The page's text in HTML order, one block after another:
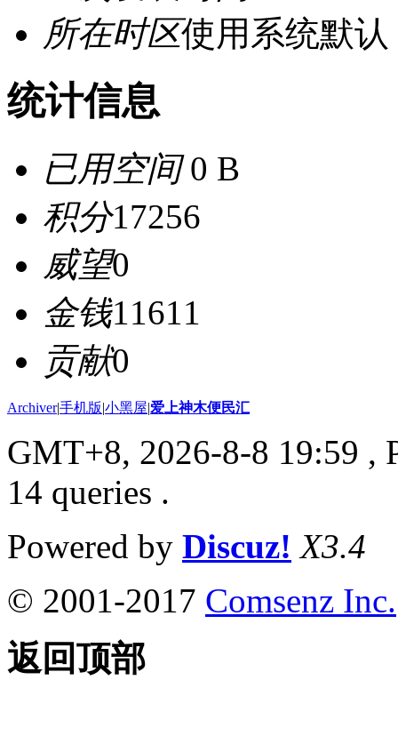
所在时区使用系统默认
统计信息
已用空间0 B
积分17256
威望0
金钱11611
贡献0
Archiver|手机版|小黑屋|爱上神木便民汇
GMT+8, 2026-8-8 19:59 ,
14 queries .
Powered by Discuz! X3.4
© 2001-2017 Comsenz Inc.
返回顶部